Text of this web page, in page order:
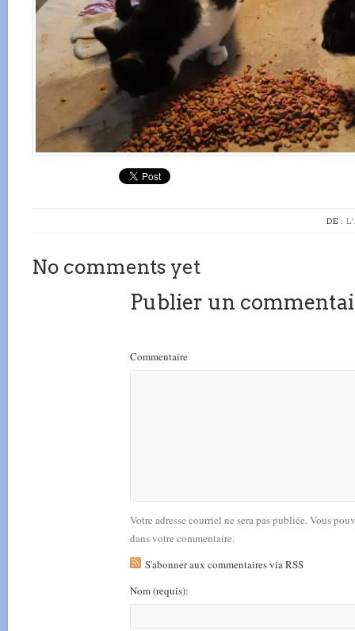
DE :
No comments yet
Publier un
Commentaire
Votre adresse courriel ne sera pas publiée. Vous
dans votre commentaire.
S'abonner aux commentaires via RSS
Nom(requis):